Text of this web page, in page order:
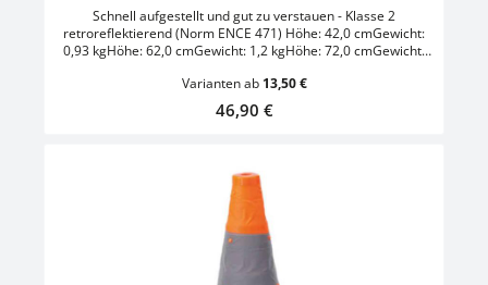
Schnell aufgestellt und gut zu verstauen - Klasse 2
retroreflektierend (Norm ENCE 471) Höhe: 42,0 cmGewicht:
0,93 kgHöhe: 62,0 cmGewicht: 1,2 kgHöhe: 72,0 cmGewicht:
3-stufige Auswahl: aus/blinkend/feststehend- Artikel benötigt
2 Batterien (AAA/LR03)Eigenschaft: zusammenklappbar -
teilreflektierendFarbe: Orange/Weiss
Varianten ab13,50 €
Regulärer Preis:
46,90 €